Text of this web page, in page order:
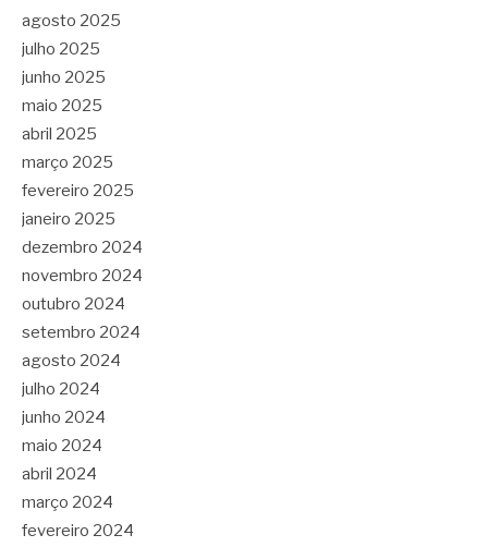
agosto 2025
julho 2025
junho 2025
maio 2025
abril 2025
março 2025
fevereiro 2025
janeiro 2025
dezembro 2024
novembro 2024
outubro 2024
setembro 2024
agosto 2024
julho 2024
junho 2024
maio 2024
abril 2024
março 2024
fevereiro 2024